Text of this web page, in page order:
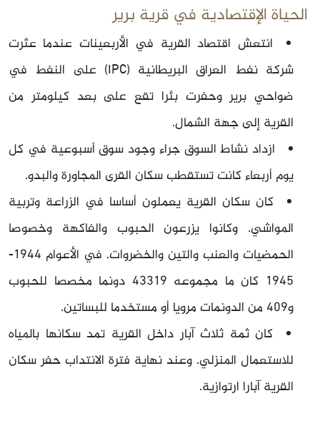
الحياة الإقتصادية في قرية برير
انتعش اقتصاد القرية في الأربعينات عندما عثرت
شركة نفط العراق البريطانية (IPC) على النفط في
ضواحي برير وحفرت بئرا تقع على بعد كيلومتر من
القرية إلى جهة الشمال.
ازداد نشاط السوق جراء وجود سوق أسبوعية في كل
يوم أربعاء كانت تستقطب سكان القرى المجاورة والبدو.
كان سكان القرية يعملون أساسا في الزراعة وتربية
المواشي. وكانوا يزرعون الحبوب والفاكهة وخصوصا
الحمضيات والعنب والتين والخضروات. في الأعوام 1944-
1945 كان ما مجموعه 43319 دونما مخصصا للحبوب
و409 من الدونمات مرويا أو مستخدما للبساتين.
كان ثمة ثلاث آبار داخل القرية تمد سكانها بالمياه
للاستعمال المنزلي. وعند نهاية فترة الانتداب حفر سكان
القرية آبارا ارتوازية.